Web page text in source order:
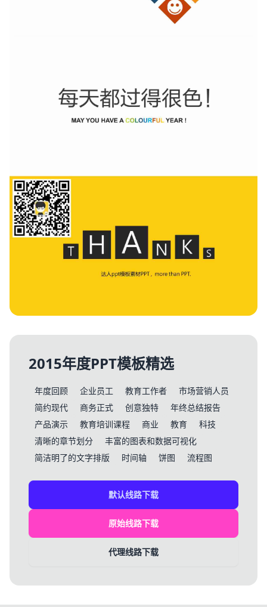
2015年度PPT模板精选
年度回顾 企业员工 教育工作者
市场营销人员
简约现代
商务正式 创意独特
年终总结报告
产品演示
教育培训课程 商业 教育
科技
清晰的章节划分
丰富的图表和数据可视化
简洁明了的文字排版
时间轴 饼图 流程图
默认线路下载
原始线路下载
代理线路下载